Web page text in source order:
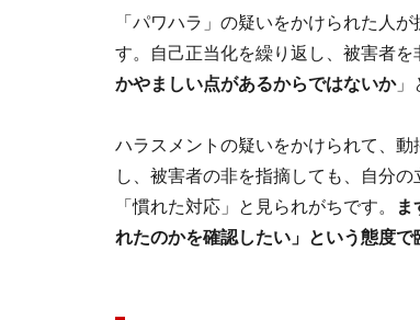
「パワハラ」の疑いをかけられた人
す。自己正当化を繰り返し、被害者
かやましい点があるからではないか」
ハラスメントの疑いをかけられて、
し、被害者の非を指摘しても、自分
「慣れた対応」と見られがちです。
ま
れたのかを確認したい」という態度で